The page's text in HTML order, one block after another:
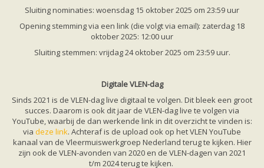
Weetjes
Meer weten
geluiden van vleermuizen
Informatiefolders
Nederland
Buitenland
Meer dan vleermuizen
Handleidingen
Vlendag presentaties
Vlennieuwsbrief
Overige publicaties
Sluiting nominaties: woensdag 15 oktober 2025 om 23:59 uur
Opening stemming via een link (die volgt via email): zaterdag 18
oktober 2025: 12:00 uur
Sluiting stemmen: vrijdag 24 oktober 2025 om 23:59 uur.
Digitale VLEN-dag
Sinds 2021 is de VLEN-dag live digitaal te volgen. Dit bleek een groot
succes. Daarom is ook dit jaar de VLEN-dag live te volgen via
YouTube, waarbij de dan werkende link in dit overzicht te vinden is:
via deze link. Achteraf is de upload ook op het VLEN YouTube
kanaal van de Vleermuiswerkgroep Nederland terug te kijken. Hier
zijn ook de VLEN-avonden van 2020 en de VLEN-dagen van 2021
t/m 2024 terug te kijken.